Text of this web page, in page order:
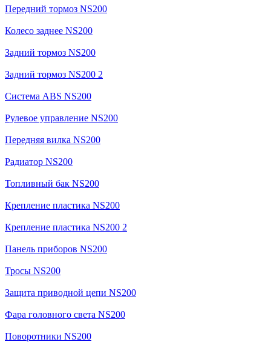
Передний тормоз NS200
Колесо заднее NS200
Задний тормоз NS200
Задний тормоз NS200 2
Система ABS NS200
Рулевое управление NS200
Передняя вилка NS200
Радиатор NS200
Топливный бак NS200
Крепление пластика NS200
Крепление пластика NS200 2
Панель приборов NS200
Тросы NS200
Защита приводной цепи NS200
Фара головного света NS200
Поворотники NS200